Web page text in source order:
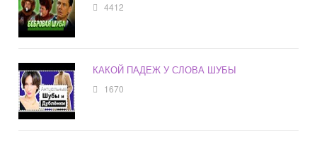
4412
КАКОЙ ПАДЕЖ У СЛОВА ШУБЫ
1670